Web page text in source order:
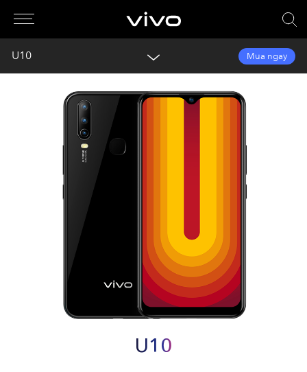
U10
Tổng quan
Mua ngay
U10